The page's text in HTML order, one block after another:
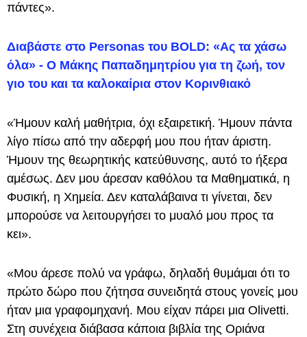
πάντες».
Διαβάστε στο Personas του BOLD: «Ας τα χάσω
όλα» - Ο Μάκης Παπαδημητρίου για τη ζωή, τον
γιο του και τα καλοκαίρια στον Κορινθιακό
«Ήμουν καλή μαθήτρια, όχι εξαιρετική. Ήμουν πάντα
λίγο πίσω από την αδερφή μου που ήταν άριστη.
Ήμουν της θεωρητικής κατεύθυνσης, αυτό το ήξερα
αμέσως. Δεν μου άρεσαν καθόλου τα Μαθηματικά, η
Φυσική, η Χημεία. Δεν καταλάβαινα τι γίνεται, δεν
μπορούσε να λειτουργήσει το μυαλό μου προς τα
κει».
«Μου άρεσε πολύ να γράφω, δηλαδή θυμάμαι ότι το
πρώτο δώρο που ζήτησα συνειδητά στους γονείς μου
ήταν μια γραφομηχανή. Μου είχαν πάρει μια Olivetti.
Στη συνέχεια διάβασα κάποια βιβλία της Οριάνα